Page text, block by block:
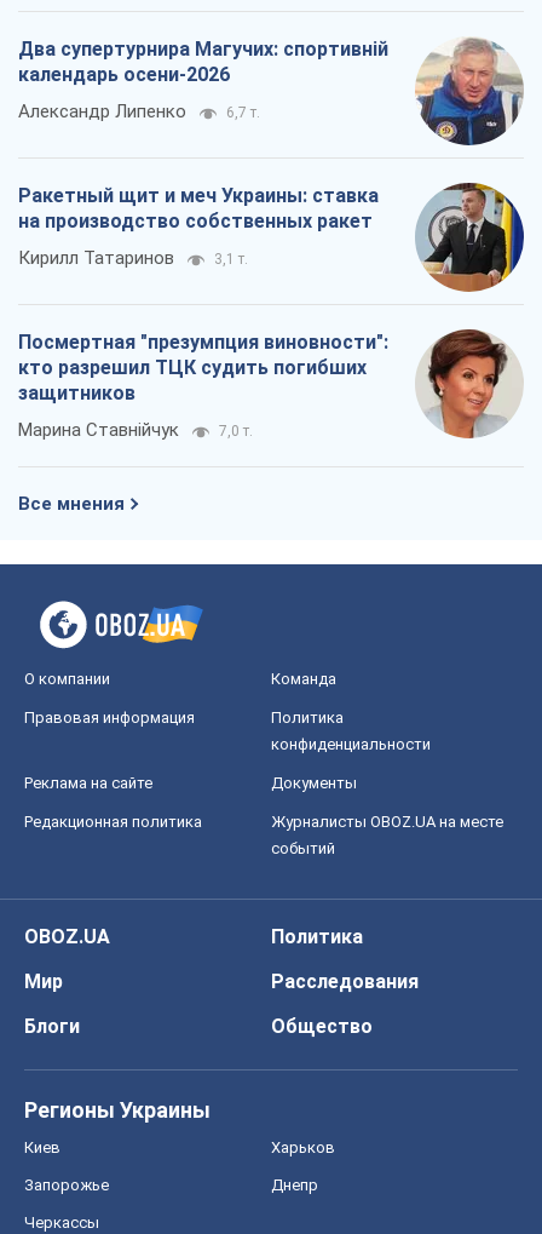
Два супертурнира Магучих: спортивній
календарь осени-2026
Александр Липенко 6,7 т.
Ракетный щит и меч Украины: ставка
на производство собственных ракет
Кирилл Татаринов 3,1 т.
Посмертная "презумпция виновности":
кто разрешил ТЦК судить погибших
защитников
Марина Ставнійчук 7,0 т.
Все мнения
О компании Команда
Правовая информация
Политика
конфиденциальности
Реклама на сайте Документы
Редакционная политика
Журналисты OBOZ.UA на месте
событий
OBOZ.UA
Политика
Мир
Расследования
Блоги
Общество
Регионы Украины
Киев Харьков
Запорожье Днепр
Черкассы